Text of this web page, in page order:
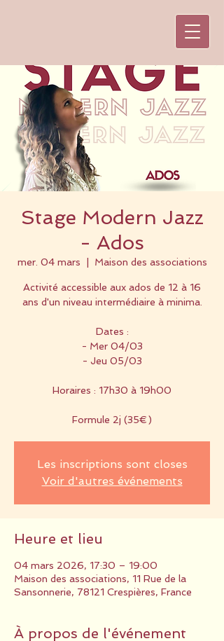
Stage Modern Jazz
- Ados
mer. 04 mars Maison des associations
Activité accessible aux ados de 12 à 16
ans d'un niveau intermédiaire à minima.
Dates :
- Mer 04/03
- Jeu 05/03
Horaires : 17h30 à 19h00
Formule 2j (35€)
Les inscriptions sont closes
Voir d'autres événements
Heure et lieu
04 mars 2026, 17:30 – 19:00
Maison des associations, 11 Rue de la
Sansonnerie, 78121 Crespières, France
À propos de l'événement